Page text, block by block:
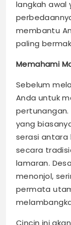
langkah awal
membantu
paling
Memahami
Sebelum
Anda untuk
pertunangan.
yang
serasi antara
secara
lamaran.
menonjol,
permata
Cincin ini